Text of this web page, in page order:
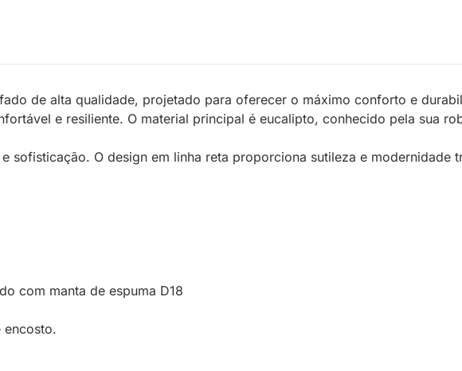
de alta qualidade, projetado para oferecer o máximo conforto e
e resiliente. O material principal é eucalipto, conhecido pela sua
sofisticação. O design em linha reta proporciona sutileza e modernidade
com manta de espuma D18
encosto.